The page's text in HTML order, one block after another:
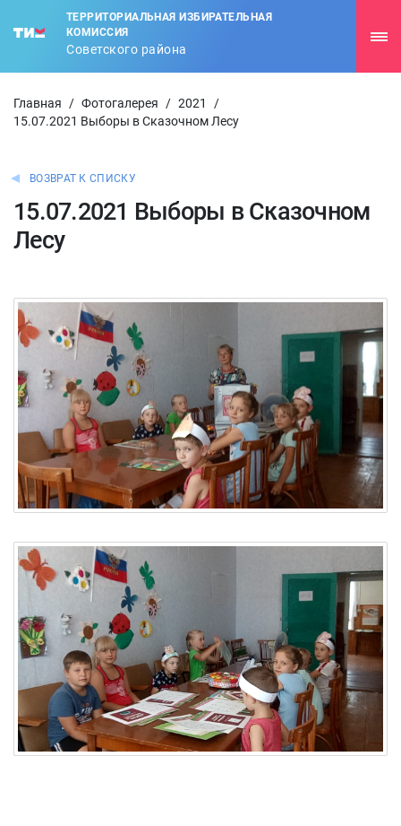
ТЕРРИТОРИАЛЬНАЯ ИЗБИРАТЕЛЬНАЯ
КОМИССИЯ
Советского района
Главная / Фотогалерея / 2021
/
15.07.2021 Выборы в Сказочном Лесу
ВОЗВРАТ К СПИСКУ
15.07.2021 Выборы в Сказочном
Лесу